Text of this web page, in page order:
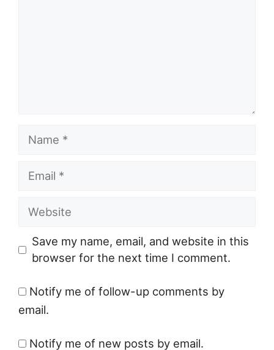
Name
Email
Website
Save my name, email, and website in this
browser for the next time I comment.
Notify me of follow-up comments by
email.
Notify me of new posts by email.